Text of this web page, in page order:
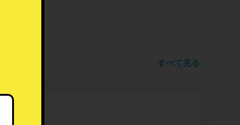
すべて見る